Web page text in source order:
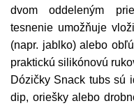
dvom oddeleným
tesnenie umožňuje
(napr. jablko) alebo
praktickú silikónovú
Dózičky Snack tubs sú
dip, oriešky alebo